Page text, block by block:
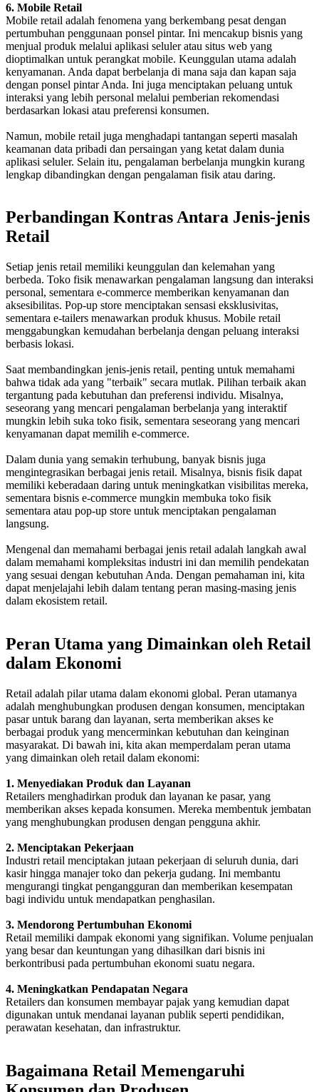
6. Mobile Retail
Mobile retail adalah fenomena yang berkembang pesat dengan
pertumbuhan penggunaan ponsel pintar. Ini mencakup bisnis yang
menjual produk melalui aplikasi seluler atau situs web yang
dioptimalkan untuk perangkat mobile. Keunggulan utama adalah
kenyamanan. Anda dapat berbelanja di mana saja dan kapan saja
dengan ponsel pintar Anda. Ini juga menciptakan peluang untuk
interaksi yang lebih personal melalui pemberian rekomendasi
berdasarkan lokasi atau preferensi konsumen.
Namun, mobile retail juga menghadapi tantangan seperti masalah
keamanan data pribadi dan persaingan yang ketat dalam dunia
aplikasi seluler. Selain itu, pengalaman berbelanja mungkin kurang
lengkap dibandingkan dengan pengalaman fisik atau daring.
Perbandingan Kontras Antara Jenis-jenis
Retail
Setiap jenis retail memiliki keunggulan dan kelemahan yang
berbeda. Toko fisik menawarkan pengalaman langsung dan interaksi
personal, sementara e-commerce memberikan kenyamanan dan
aksesibilitas. Pop-up store menciptakan sensasi eksklusivitas,
sementara e-tailers menawarkan produk khusus. Mobile retail
menggabungkan kemudahan berbelanja dengan peluang interaksi
berbasis lokasi.
Saat membandingkan jenis-jenis retail, penting untuk memahami
bahwa tidak ada yang "terbaik" secara mutlak. Pilihan terbaik akan
tergantung pada kebutuhan dan preferensi individu. Misalnya,
seseorang yang mencari pengalaman berbelanja yang interaktif
mungkin lebih suka toko fisik, sementara seseorang yang mencari
kenyamanan dapat memilih e-commerce.
Dalam dunia yang semakin terhubung, banyak bisnis juga
mengintegrasikan berbagai jenis retail. Misalnya, bisnis fisik dapat
memiliki keberadaan daring untuk meningkatkan visibilitas mereka,
sementara bisnis e-commerce mungkin membuka toko fisik
sementara atau pop-up store untuk menciptakan pengalaman
langsung.
Mengenal dan memahami berbagai jenis retail adalah langkah awal
dalam memahami kompleksitas industri ini dan memilih pendekatan
yang sesuai dengan kebutuhan Anda. Dengan pemahaman ini, kita
dapat menjelajahi lebih dalam tentang peran masing-masing jenis
dalam ekosistem retail.
Peran Utama yang Dimainkan oleh Retail
dalam Ekonomi
Retail adalah pilar utama dalam ekonomi global. Peran utamanya
adalah menghubungkan produsen dengan konsumen, menciptakan
pasar untuk barang dan layanan, serta memberikan akses ke
berbagai produk yang mencerminkan kebutuhan dan keinginan
masyarakat. Di bawah ini, kita akan memperdalam peran utama
yang dimainkan oleh retail dalam ekonomi:
1. Menyediakan Produk dan Layanan
Retailers menghadirkan produk dan layanan ke pasar, yang
memberikan akses kepada konsumen. Mereka membentuk jembatan
yang menghubungkan produsen dengan pengguna akhir.
2. Menciptakan Pekerjaan
Industri retail menciptakan jutaan pekerjaan di seluruh dunia, dari
kasir hingga manajer toko dan pekerja gudang. Ini membantu
mengurangi tingkat pengangguran dan memberikan kesempatan
bagi individu untuk mendapatkan penghasilan.
3. Mendorong Pertumbuhan Ekonomi
Retail memiliki dampak ekonomi yang signifikan. Volume penjualan
yang besar dan keuntungan yang dihasilkan dari bisnis ini
berkontribusi pada pertumbuhan ekonomi suatu negara.
4. Meningkatkan Pendapatan Negara
Retailers dan konsumen membayar pajak yang kemudian dapat
digunakan untuk mendanai layanan publik seperti pendidikan,
perawatan kesehatan, dan infrastruktur.
Bagaimana Retail Memengaruhi